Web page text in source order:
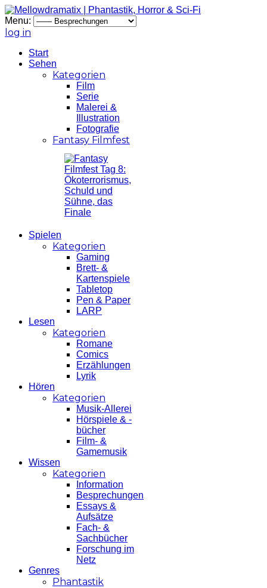
Menu:
log in
Start
Sehen
Kategorien
Film
Serie
Malerei &
Illustration
Fotografie
Fantasy Filmfest
Spielen
Kategorien
Gaming
Brett- &
Kartenspiele
Tabletop
Pen & Paper
LARP
Lesen
Kategorien
Romane
Comics
Erzählungen
Lyrik
Hören
Kategorien
Musik-Allerei
Hörspiele & -
bücher
Film- &
Gamemusik
Wissen
Kategorien
Information
Besprechungen
Essays &
Aufsätze
Fach- &
Sachbücher
Forschung im
Netz
Genres
Phantastik